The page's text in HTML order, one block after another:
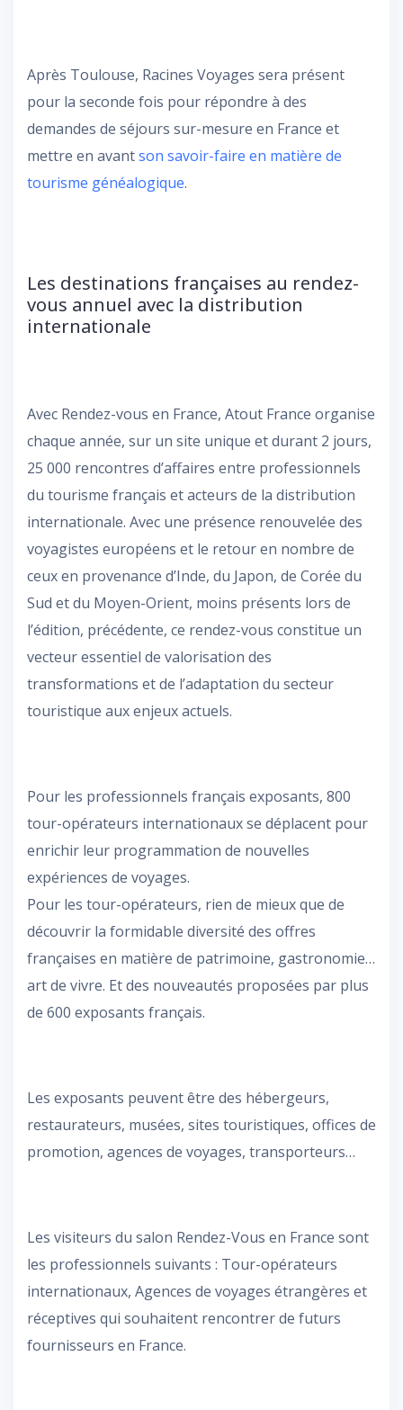
Après Toulouse, Racines Voyages sera présent
pour la seconde fois pour répondre à des
demandes de séjours sur-mesure en France et
mettre en avantson savoir-faire en matière de
tourisme généalogique.
Les destinations françaises au rendez-
vous annuel avec la distribution
internationale
Avec Rendez-vous en France, Atout France organise
chaque année, sur un site unique et durant 2 jours,
25 000 rencontres d’affaires entre professionnels
du tourisme français et acteurs de la distribution
internationale. Avec une présence renouvelée des
voyagistes européens et le retour en nombre de
ceux en provenance d’Inde, du Japon, de Corée du
Sud et du Moyen-Orient, moins présents lors de
l’édition, précédente, ce rendez-vous constitue un
vecteur essentiel de valorisation des
transformations et de l’adaptation du secteur
touristique aux enjeux actuels.
Pour les professionnels français exposants, 800
tour-opérateurs internationaux se déplacent pour
enrichir leur programmation de nouvelles
expériences de voyages.
Pour les tour-opérateurs, rien de mieux que de
découvrir la formidable diversité des offres
françaises en matière de patrimoine, gastronomie…
art de vivre. Et des nouveautés proposées par plus
de 600 exposants français.
Les exposants peuvent être des hébergeurs,
restaurateurs, musées, sites touristiques, offices de
promotion, agences de voyages, transporteurs…
Les visiteurs du salon Rendez-Vous en France sont
les professionnels suivants : Tour-opérateurs
internationaux, Agences de voyages étrangères et
réceptives qui souhaitent rencontrer de futurs
fournisseurs en France.